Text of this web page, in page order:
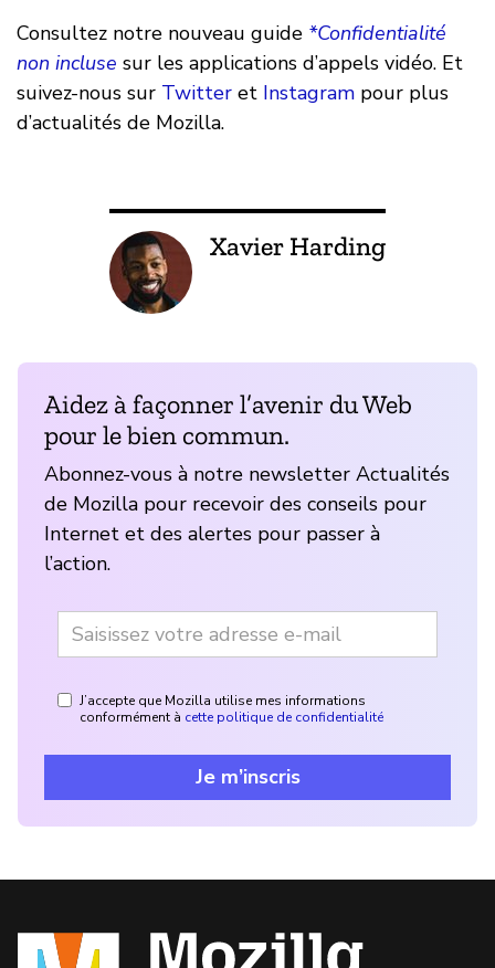
Consultez notre nouveau guide *Confidentialité
non incluse sur les applications d’appels vidéo. Et
suivez-nous sur Twitter et Instagram pour plus
d’actualités de Mozilla.
Xavier Harding
Aidez à façonner l’avenir du Web
pour le bien commun.
Abonnez-vous à notre newsletter Actualités
de Mozilla pour recevoir des conseils pour
Internet et des alertes pour passer à
l’action.
J’accepte que Mozilla utilise mes informations
conformément à cette politique de confidentialité
Je m’inscris